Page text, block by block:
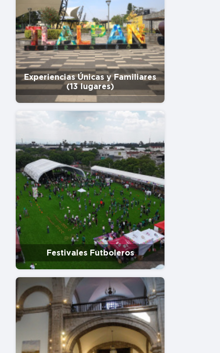
Experiencias Únicas y Familiares
(13 lugares)
Festivales Futboleros